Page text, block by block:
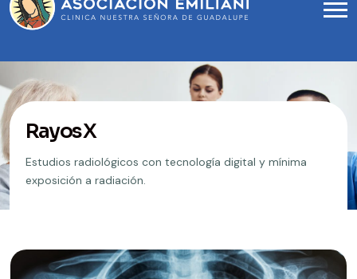
Rayos X
Estudios radiológicos con tecnología digital y mínima
exposición a radiación.